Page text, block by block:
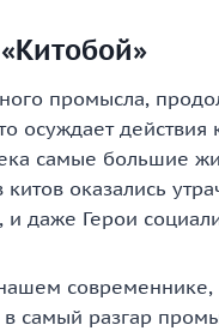
промысла,
осуждает
самые большие
оказались
даже Герои
самый разгар